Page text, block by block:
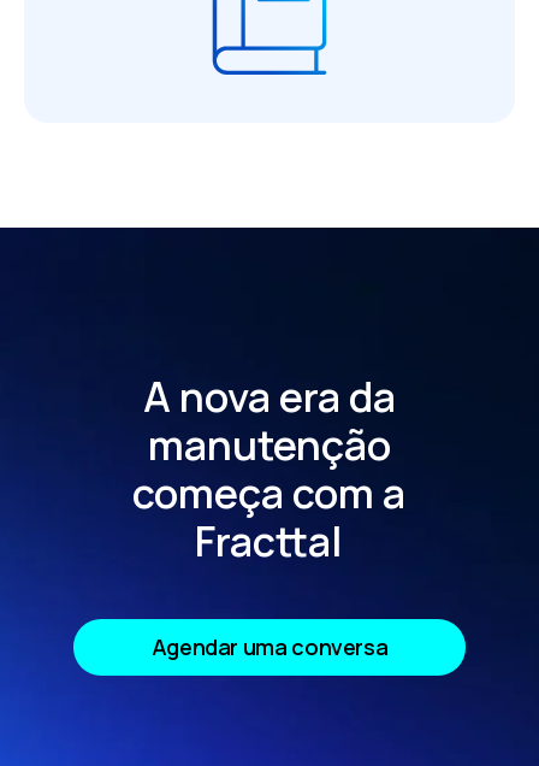
A nova era da
manutenção
começa com a
Fracttal
Agendar uma conversa